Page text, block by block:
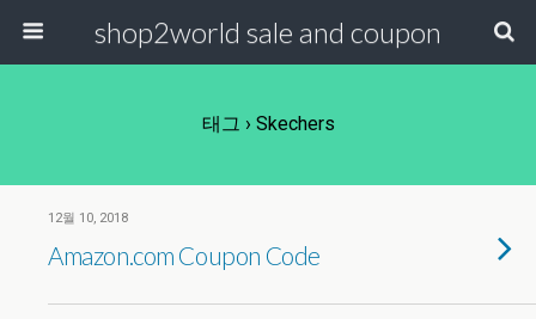
shop2world sale and coupon
태그 › Skechers
12월 10, 2018
Amazon.com Coupon Code